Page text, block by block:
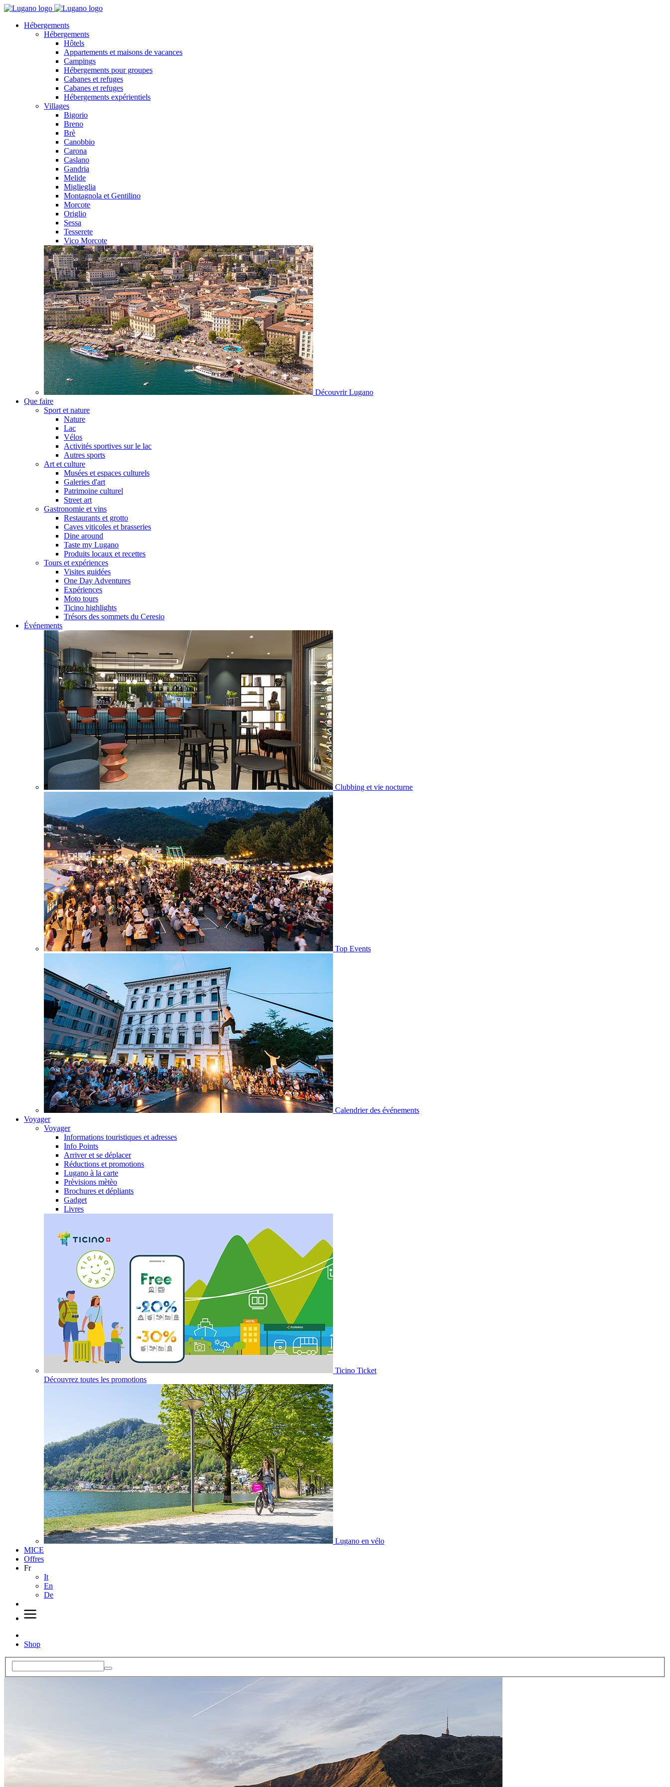
Hébergements
Hébergements
Hôtels
Appartements et maisons de vacances
Campings
Hébergements pour groupes
Cabanes et refuges
Cabanes et refuges
Hébergements expérientiels
Villages
Bigorio
Breno
Brè
Canobbio
Carona
Caslano
Gandria
Melide
Miglieglia
Montagnola et Gentilino
Morcote
Origlio
Sessa
Tesserete
Vico Morcote
Découvrir Lugano
Que faire
Sport et nature
Nature
Lac
Vélos
Activités sportives sur le lac
Autres sports
Art et culture
Musées et espaces culturels
Galeries d'art
Patrimoine culturel
Street art
Gastronomie et vins
Restaurants et grotto
Caves viticoles et brasseries
Dine around
Taste my Lugano
Produits locaux et recettes
Tours et expériences
Visites guidées
One Day Adventures
Expériences
Moto tours
Ticino highlights
Trésors des sommets du Ceresio
Événements
Clubbing et vie nocturne
Top Events
Calendrier des événements
Voyager
Voyager
Informations touristiques et adresses
Info Points
Arriver et se déplacer
Réductions et promotions
Lugano à la carte
Prèvisions mètèo
Brochures et dépliants
Gadget
Livres
Ticino Ticket
Découvrez toutes les promotions
Lugano en vélo
MICE
Offres
Fr
It
En
De
Shop